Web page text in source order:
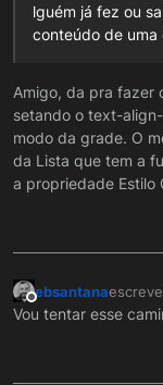
lguém já fez ou
conteúdo de uma
Amigo, da pra fazer
setando o text-
modo da grade. O
da Lista que tem a
a propriedade Estilo
Offline
ebsantana
última
Vou tentar esse